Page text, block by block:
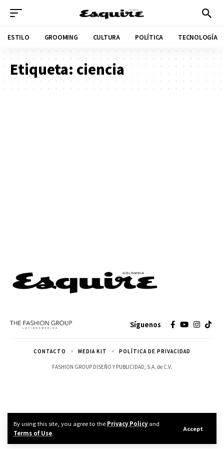
By using this site, you agree to the Privacy Policyand
Terms of Use.
Accept
ESTILO GROOMING CULTURA POLÍTICA TECNOLOGÍA
Etiqueta: ciencia
Síguenos
FASHION GROUP DISEÑO Y PUBLICIDAD, S.A. de C.V.
CONTACTO MEDIA KIT POLÍTICA DE PRIVACIDAD